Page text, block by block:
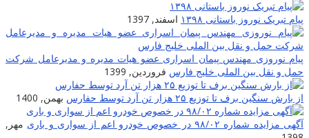
پیام تبریک نوروز باستانی ۱۳۹۸
اسفند, 1397
پیام نوروزی مهندس پیمان اسراری عضو هیات مدیره و مدیرعامل شرکت
حمل و نقل بین الملی خلیج فارس فروردین, 1399
از بارش سنگین برف تا توزیع ۲۵ هزار تن آرد توسط حفارس
بهمن, 1400
آگهی مزایده شماره ۹۸/۰۲ در خصوص خودرو اعم از سواری و باری
مهر,